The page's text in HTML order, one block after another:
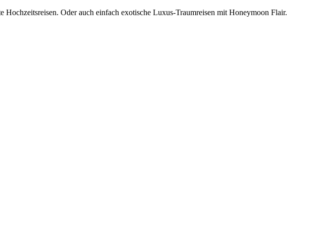
Hochzeitsreisen. Oder auch einfach exotische Luxus-Traumreisen mit Honeymoon Flair.